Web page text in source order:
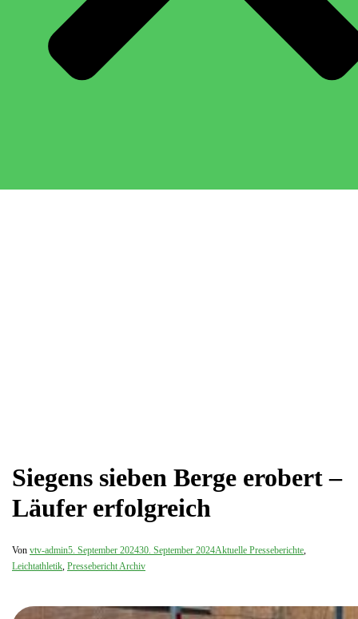
Siegens sieben Berge erobert –
Läufer erfolgreich
Von vtv-admin5. September 202430. September 2024Aktuelle Presseberichte,
Leichtathletik, Pressebericht Archiv